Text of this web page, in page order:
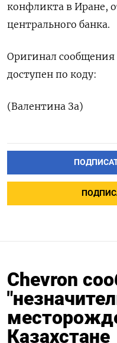
конфликта в ‌Иране,
центрального ‌банка.
Оригинал
доступен по ‌коду:
(Валентина За)
Chevron
Казахстане